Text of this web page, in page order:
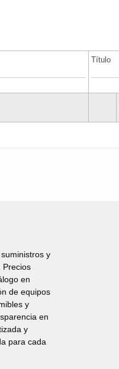
Título
y
Precios
en
de equipos
y
en
y
para cada